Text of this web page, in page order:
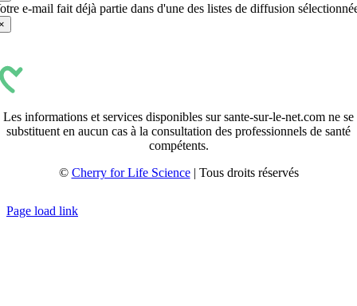
e-mail fait déjà partie dans d'une des listes de diffusion
Les informations et services disponibles sur sante-sur-le-net.com ne se
substituent en aucun cas à la consultation des professionnels de santé
compétents.
© Cherry for Life Science| Tous droits réservés
Page load link